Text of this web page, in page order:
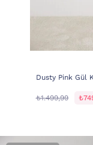
Dusty Pink Gül
₺1.499,99